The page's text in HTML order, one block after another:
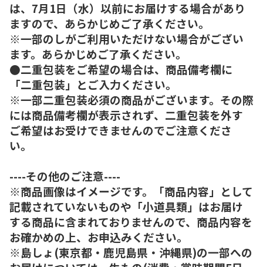
は、7月1日（水）以前にお届けする場合があり
ますので、あらかじめご了承ください。
※一部のしがご利用いただけない場合がござい
ます。あらかじめご了承ください。
●二重包装をご希望の場合は、商品備考欄に
「二重包装」とご入力ください。
※一部二重包装必須の商品がございます。その際
には商品備考欄が表示されず、二重包装を外す
ご希望はお受けできませんのでご注意くださ
い。
----その他のご注意----
※商品画像はイメージです。「商品内容」として
記載されていないものや「小道具類」はお届け
する商品に含まれておりませんので、商品内容を
お確かめの上、お申込みください。
※島しょ(東京都・鹿児島県・沖縄県)の一部への